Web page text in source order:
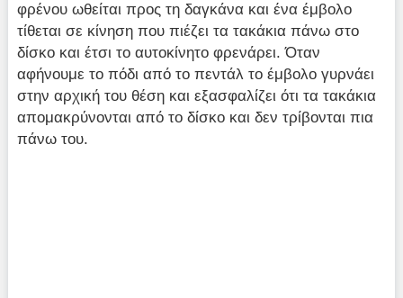
φρένου ωθείται προς τη δαγκάνα και ένα έμβολο
τίθεται σε κίνηση που πιέζει τα τακάκια πάνω στο
δίσκο και έτσι το αυτοκίνητο φρενάρει. Όταν
αφήνουμε το πόδι από το πεντάλ το έμβολο γυρνάει
στην αρχική του θέση και εξασφαλίζει ότι τα τακάκια
απομακρύνονται από το δίσκο και δεν τρίβονται πια
πάνω του.